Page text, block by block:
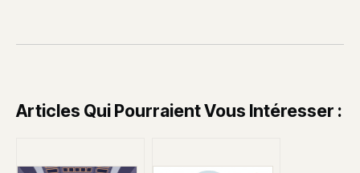
Articles Qui Pourraient Vous Intéresser :